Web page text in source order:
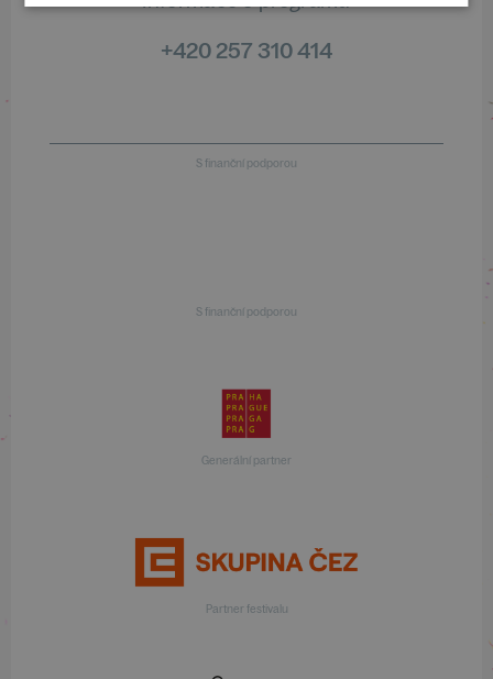
+420 257 310 414
S finanční podporou
S finanční podporou
Generální partner
Partner festivalu